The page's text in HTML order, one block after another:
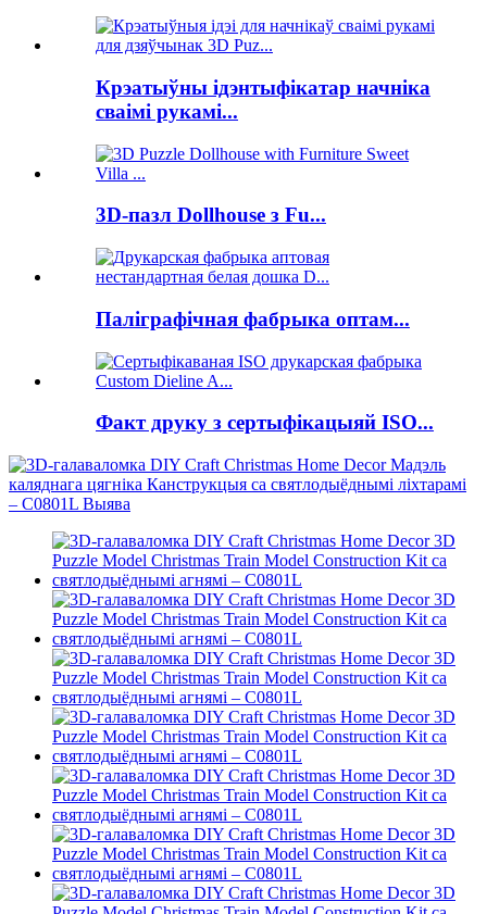
Крэатыўны ідэнтыфікатар начніка
сваімі рукамі...
3D-пазл Dollhouse з Fu...
Паліграфічная фабрыка оптам...
Факт друку з сертыфікацыяй ISO...